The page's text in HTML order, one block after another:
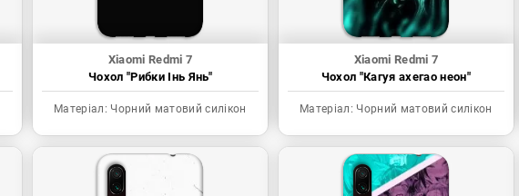
Xiaomi Redmi 7
Чохол "Рибки Інь Янь"
Матеріал: Чорний матовий силікон
Xiaomi Redmi 7
Чохол "Кагуя ахегао неон"
Матеріал: Чорний матовий силікон